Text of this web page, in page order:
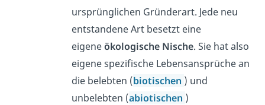
ursprünglichen Gründerart. Jede neu
entstandene Art besetzt eine
eigeneökologische Nische. Sie hat also
eigene spezifische Lebensansprüche an
die belebten (biotischen ) und
unbelebten (abiotischen )